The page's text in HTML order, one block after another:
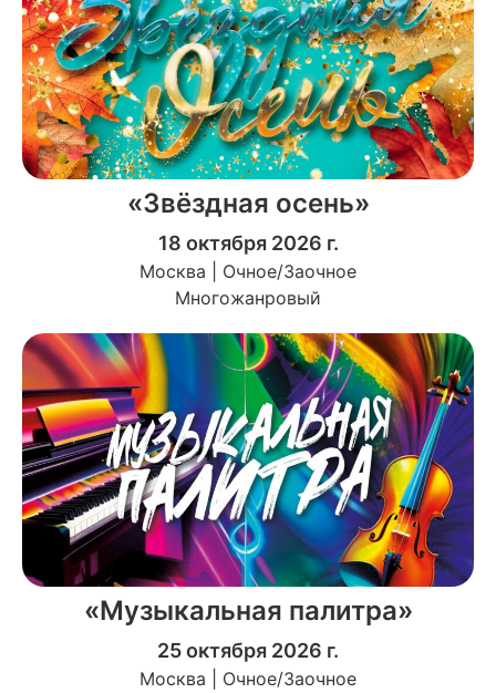
«Звёздная осень»
18 октября 2026 г.
Москва | Очное/Заочное
Многожанровый
«Музыкальная палитра»
25 октября 2026 г.
Москва | Очное/Заочное